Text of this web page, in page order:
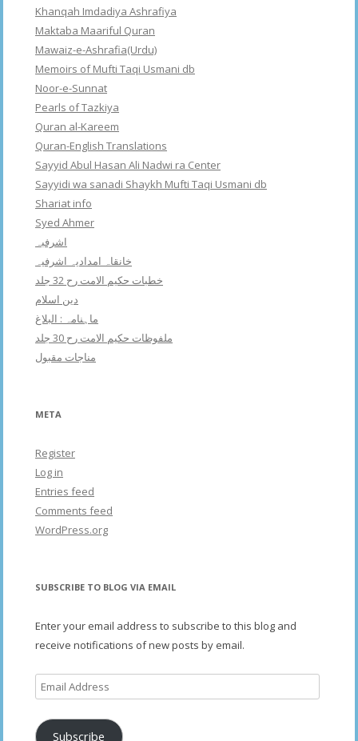
Khanqah Imdadiya Ashrafiya
Maktaba Maariful Quran
Mawaiz-e-Ashrafia(Urdu)
Memoirs of Mufti Taqi Usmani db
Noor-e-Sunnat
Pearls of Tazkiya
Quran al-Kareem
Quran-English Translations
Sayyid Abul Hasan Ali Nadwi ra Center
Sayyidi wa sanadi Shaykh Mufti Taqi Usmani db
Shariat info
Syed Ahmer
اشرفبہ
خانقاہ امدادیہ اشرفیہ
خطبات حکیم الامت رح 32 جلد
دین اسلام
ماہنامہ : البلاغ
ملفوظات حکیم الامت رح 30 جلد
مناجات مقبول
META
Register
Log in
Entries feed
Comments feed
WordPress.org
SUBSCRIBE TO BLOG VIA EMAIL
Enter your email address to subscribe to this blog and
receive notifications of new posts by email.
Email
Address
Subscribe